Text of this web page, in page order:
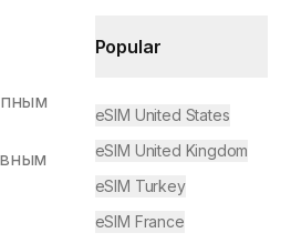
Popular
eSIM United States
eSIM United Kingdom
eSIM Turkey
eSIM France